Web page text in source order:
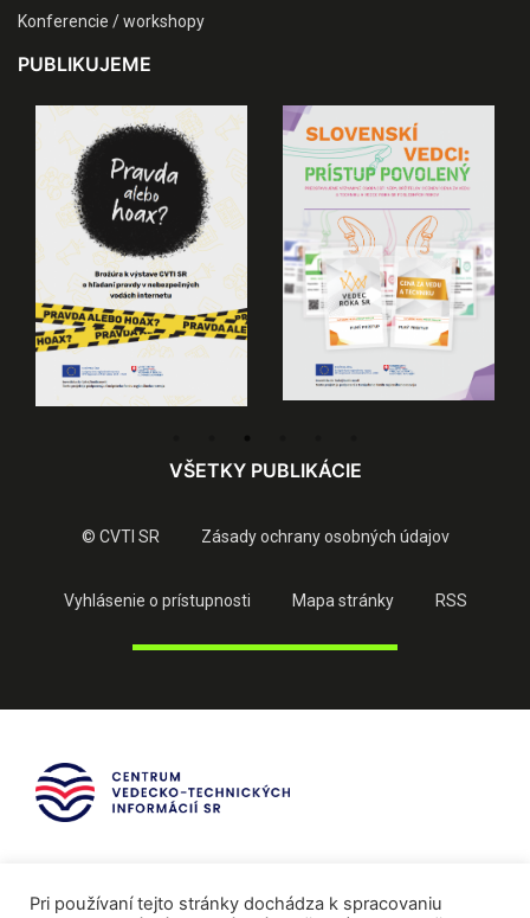
Konferencie / workshopy
PUBLIKUJEME
VŠETKY PUBLIKÁCIE
© CVTI SR Zásady ochrany osobných údajov
Vyhlásenie o prístupnosti Mapa stránky RSS
Pri používaní tejto stránky dochádza k spracovaniu